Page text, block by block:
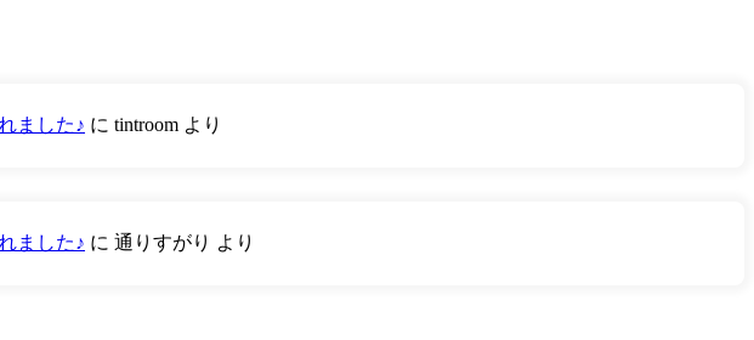
ました♪ に tintroom より
ました♪ に 通りすがり より